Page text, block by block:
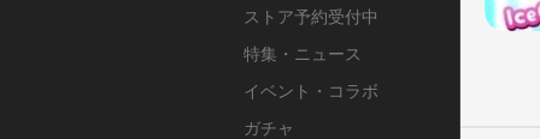
ストア予約受付中
特集・ニュース
イベント・コラボ
ガチャ